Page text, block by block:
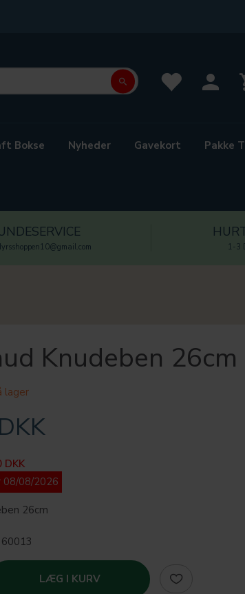
Bokse Nyheder Gavekort Pakke
1-3
Knudeben 26cm
lager
DKK
08/08/2026
26cm
60013
LÆG I KURV